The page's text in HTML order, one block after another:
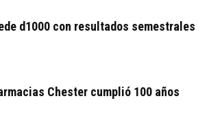
d1000 con resultados semestrales
Chester cumplió 100 años